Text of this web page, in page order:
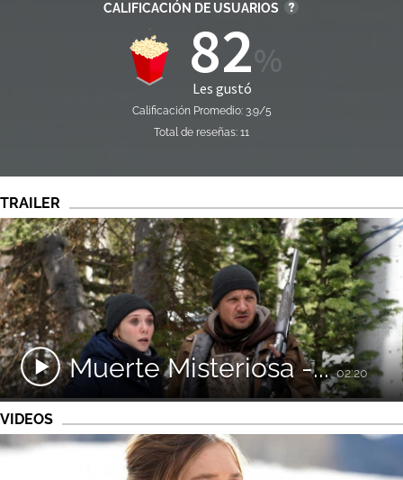
CALIFICACIÓN DE USUARIOS
82
Les gustó
Calificación Promedio: 3.9/5
Total de reseñas: 11
TRAILER
Muerte Misteriosa -...02:20
VIDEOS